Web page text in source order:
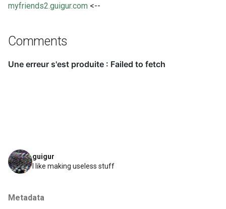
guigur
I like making useless stuff
Metadata
myfriends2.guigur.com <--
Comments